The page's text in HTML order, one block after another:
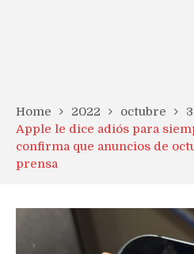
Home 2022 octubre
3
Apple le dice adiós para
confirma que anuncios de
prensa